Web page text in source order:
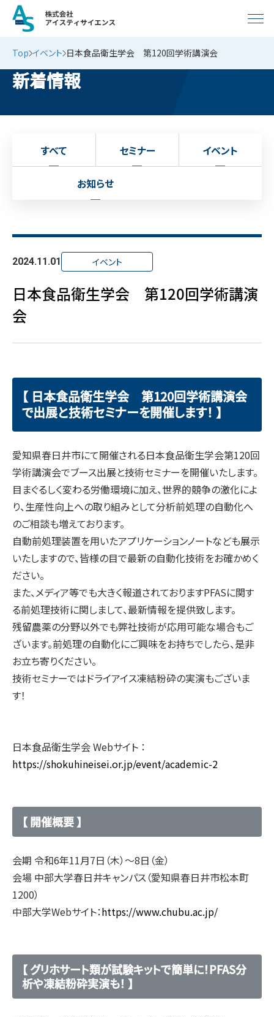
Top イベント 日本食品衛生学会 第120回学術講演会
新着情報
すべて セミナー イベント
お知らせ
2024.11.01 イベント
日本食品衛生学会 第120回学術講演
会
【 日本食品衛生学会 第120回学術講演会
で出展と技術セミナーを開催します！ 】
愛知県春日井市にて開催される日本食品衛生学会第120回
学術講演会でブース出展と技術セミナーを開催いたします。
目まぐるしく変わる労働環境に加え、世界的競争の激化によ
り、生産性向上への取り組みとして分析前処理の自動化へ
のご相談も増えております。
自動前処理装置を用いたアプリケーションノートなども展示
いたしますので、皆様の目で最新の自動化技術をお確かめく
ださい。
また、メディア等でも大きく報道されておりますPFASに関す
る前処理技術に関しまして、最新情報を提供致します。
残留農薬の分野以外でも弊社技術が応用可能な場合もご
ざいます。前処理の自動化にご興味をお持ちでしたら、是非
お立ち寄りください。
技術セミナーではドライアイス凍結粉砕の実演もございま
す！
日本食品衛生学会 Webサイト ：
https://shokuhineisei.or.jp/event/academic-2
【 開催概要 】
会期 令和6年11月7日（木）～8日（金）
会場 中部大学春日井キャンパス（愛知県春日井市松本町
1200）
中部大学Webサイト：https://www.chubu.ac.jp/
【 グリホサート類が試験キットで簡単に！PFAS分
析や凍結粉砕実演も！ 】